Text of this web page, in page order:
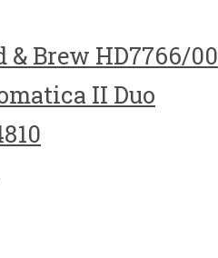
Brew HD7766/00
II Duo